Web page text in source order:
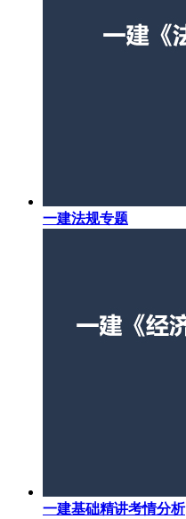
一建法规专题
一建基础精讲考情分析